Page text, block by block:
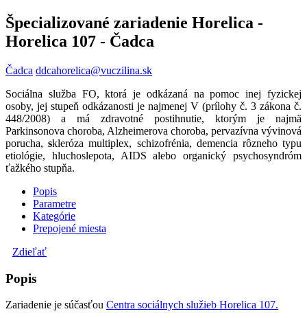
Špecializované zariadenie Horelica -
Horelica 107 - Čadca
Čadca ddcahorelica@vuczilina.sk
Sociálna služba FO, ktorá je odkázaná na pomoc inej fyzickej
osoby, jej stupeň odkázanosti je najmenej V (prílohy č. 3 zákona č.
448/2008) a má zdravotné postihnutie, ktorým je najmä
Parkinsonova choroba, Alzheimerova choroba, pervazívna vývinová
porucha,skleróza multiplex, schizofrénia, demencia rôzneho typu
etiológie, hluchoslepota, AIDS alebo organický psychosyndróm
ťažkého stupňa.
Popis
Parametre
Kategórie
Prepojené miesta
Zdieľať
Popis
Zariadenie je súčasťou Centra sociálnych služieb Horelica 107.